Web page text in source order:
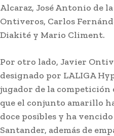
Deportes
Alcaraz, José Antonio de
Ontiveros, Carlos
Diakité y Mario Climent.
Por otro lado, Javier
designado por LALIGA
jugador de la competición
que el conjunto amarillo
doce posibles y ha
Santander, además de